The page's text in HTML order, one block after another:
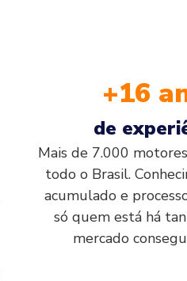
+16
de
Mais de 7.000
todo o Brasil.
acumulado e
só quem está há
mercado